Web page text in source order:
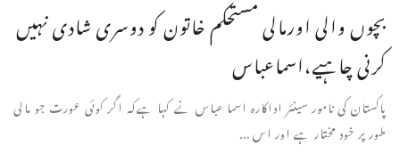
بچوں والی اورمالی مستحکم خاتون کو دوسری شادی نہیں
کرنی چاہیے،اسماعباس
پاکستان کی نامور سینئر اداکارہ اسما عباس نے کہا ہےکہ اگر کوئی عورت جو مالی
طور پر خود مختار ہے اور اس ...